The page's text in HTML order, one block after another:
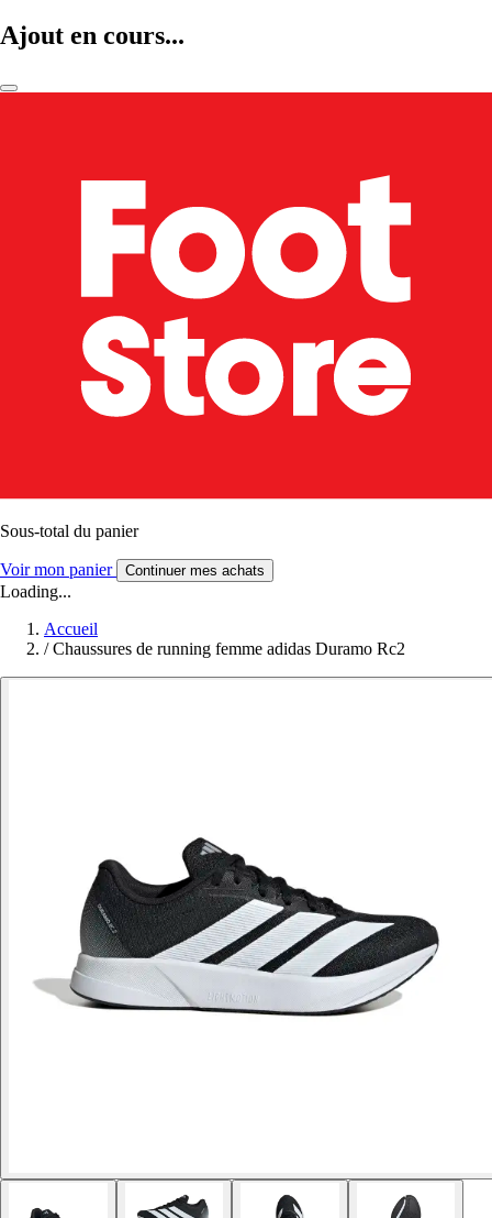
Ajout en cours...
Sous-total du panier
Voir mon panier Continuer mes achats
Loading...
Accueil
/ Chaussures de running femme adidas Duramo Rc2